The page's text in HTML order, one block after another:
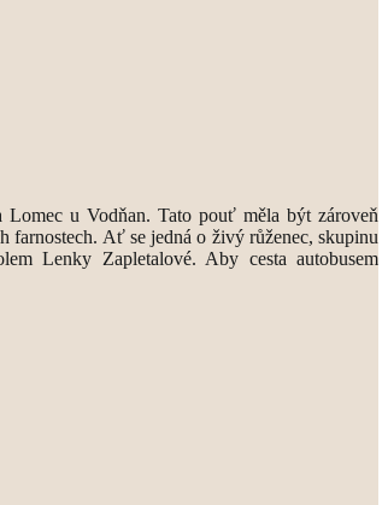
u Vodňan. Tato pouť měla být zároveň
farnostech. Ať se jedná o živý růženec, skupinu
Lenky Zapletalové. Aby cesta autobusem